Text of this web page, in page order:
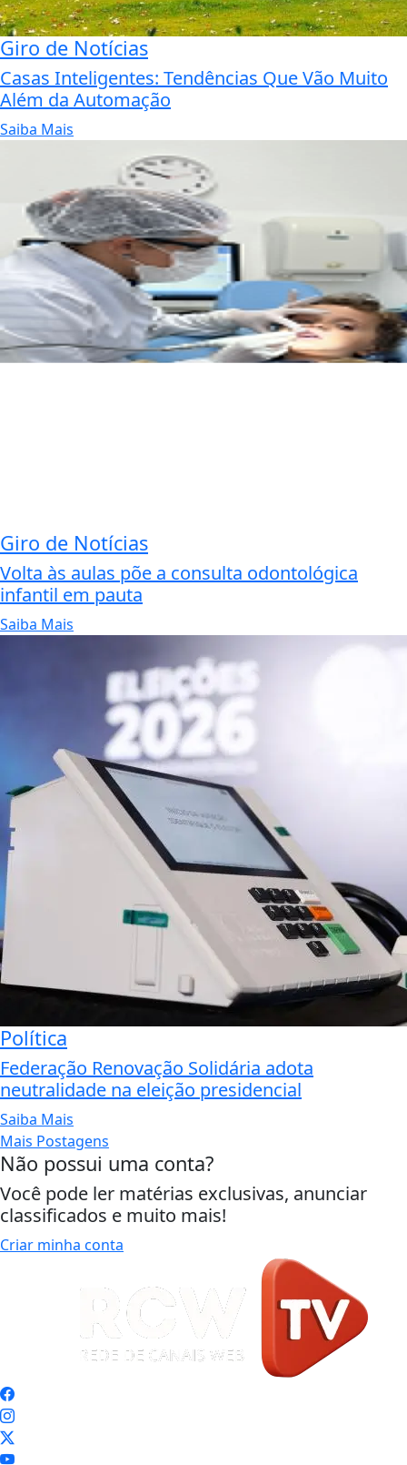
Giro de Notícias
Casas Inteligentes: Tendências Que Vão Muito
Além da Automação
Saiba Mais
Giro de Notícias
Volta às aulas põe a consulta odontológica
infantil em pauta
Saiba Mais
Política
Federação Renovação Solidária adota
neutralidade na eleição presidencial
Saiba Mais
Mais Postagens
Não possui uma conta?
Você pode ler matérias exclusivas, anunciar
classificados e muito mais!
Criar minha conta